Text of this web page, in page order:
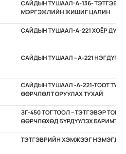
САЙДЫН ТУШААЛ-А-136-
МЭРГЭЖЛИЙН ЖИШИГ ЦАЛИН
САЙДЫН ТУШААЛ-А-221 ХОЁР
САЙДЫН ТУШААЛ – А-221
САЙДЫН ТУШААЛ -А-221-ТООТ
ӨӨРЧЛӨЛТ ОРУУЛАХ ТУХАЙ
ЗГ-450 ТОГТООЛ – ТЭТГЭВЭР
ӨӨРЧЛӨХӨД БҮРДҮҮЛЭХ БАРИМТ
ТЭТГЭВРИЙН ХЭМЖЭЭГ